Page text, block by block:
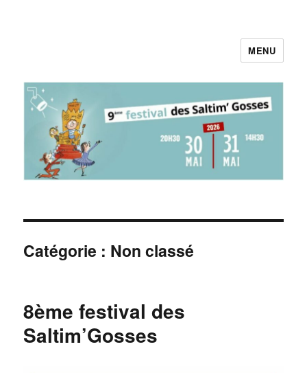
MENU
Catégorie : Non classé
8ème festival des
Saltim’Gosses